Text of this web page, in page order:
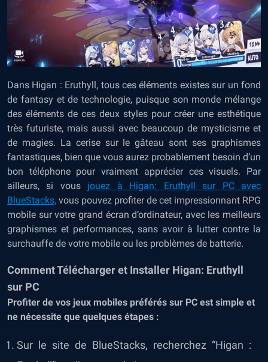
Dans Higan : Eruthyll, tous ces éléments existes sur un fond
de fantasy et de technologie, puisque son monde mélange
des éléments de ces deux styles pour créer une esthétique
très futuriste, mais aussi avec beaucoup de mysticisme et
de magies. La cerise sur le gâteau sont ses graphismes
fantastiques, bien que vous aurez probablement besoin d’un
bon téléphone pour vraiment apprécier ces visuels. Par
ailleurs, si vous jouez à Higan: Eruthyll sur PC avec
BlueStacks, vous pouvez profiter de cet impressionnant RPG
mobile sur votre grand écran d’ordinateur, avec les meilleurs
graphismes et performances, sans avoir à lutter contre la
surchauffe de votre mobile ou les problèmes de batterie.
Comment Télécharger et Installer Higan: Eruthyll
sur PC
Profiter de vos jeux mobiles préférés sur PC est simple et
ne nécessite que quelques étapes :
Sur le site de BlueStacks, recherchez “Higan :